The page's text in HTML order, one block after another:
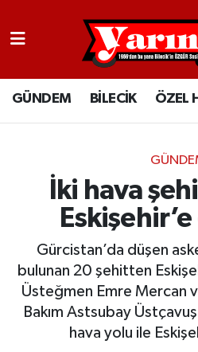
GÜNDEM BİLECİK ÖZEL
İki hava
Gürcistan’da düşen
bulunan 20 şehitten
Üsteğmen Emre Mercan
Bakım Astsubay Üstçavuş
hava yolu ile
GÜNDEM
BİLECİK
SPOR
RESMİ İLANLAR
Bilecik Nöbetçi Eczaneler
Bilecik Hava Durumu
Bilecik Trafik Yoğunluk
Süper Lig Puan Durumu
Tüm Manşetler
Son Dakika Haberleri
Haber Arşivi